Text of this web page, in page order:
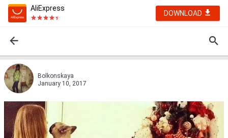
AliExpress
DOWNLOAD
Bolkonskaya
January 10, 2017